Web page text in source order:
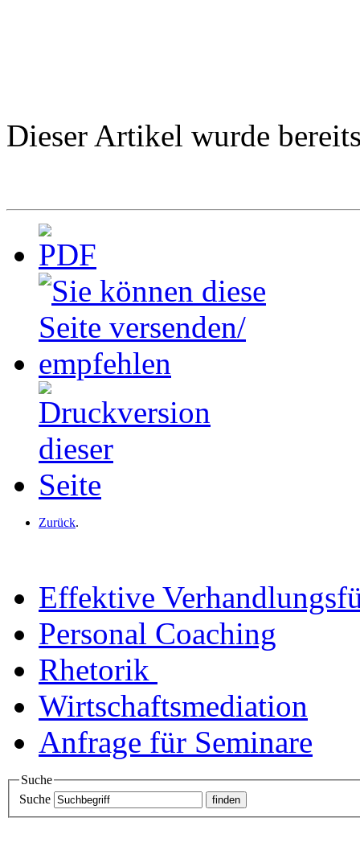
Dieser Artikel wurde
Zurück.
Effektive
Personal Coaching
Rhetorik
Wirtschaftsmediation
Anfrage für Seminare
Suche
Suche